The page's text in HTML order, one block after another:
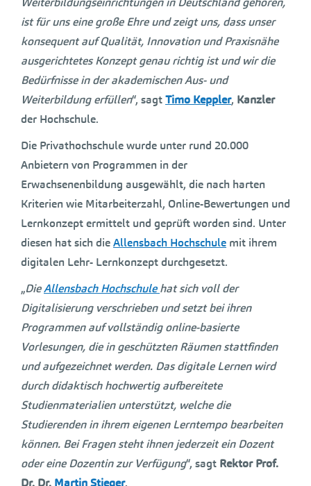
ist für uns eine große Ehre und zeigt uns, dass unser
konsequent auf Qualität, Innovation und Praxisnähe
ausgerichtetes Konzept genau richtig ist und wir die
Bedürfnisse in der akademischen Aus- und
Weiterbildung erfüllen“, sagtTimo Keppler, Kanzler
der Hochschule.
Die Privathochschule wurde unter rund 20.000
Anbietern von Programmen in der
Erwachsenenbildung ausgewählt, die nach harten
Kriterien wie Mitarbeiterzahl, Online-Bewertungen und
Lernkonzept ermittelt und geprüft worden sind. Unter
diesen hat sich dieAllensbach Hochschule mit ihrem
digitalen Lehr- Lernkonzept durchgesetzt.
„DieAllensbach Hochschulehat sich voll der
Digitalisierung verschrieben und setzt bei ihren
Programmen auf vollständig online-basierte
Vorlesungen, die in geschützten Räumen stattfinden
und aufgezeichnet werden. Das digitale Lernen wird
durch didaktisch hochwertig aufbereitete
Studienmaterialien unterstützt, welche die
Studierenden in ihrem eigenen Lerntempo bearbeiten
können. Bei Fragen steht ihnen jederzeit ein Dozent
oder eine Dozentin zur Verfügung“, sagt Rektor Prof.
Dr. Dr. Martin Stieger.